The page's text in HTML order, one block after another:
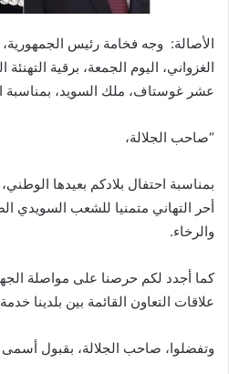
الأصالة: وجه فخامة رئيس
الغزواني، اليوم الجمعة، برقية
عشر غوستاف، ملك السويد، بمناسبة
“صاحب الجلالة،
بمناسبة احتفال بلادكم بعيدها
أحر التهاني متمنيا للشعب السويدي
والرخاء.
كما أجدد لكم حرصنا على مواصلة
علاقات التعاون القائمة بين بلدينا
وتفضلوا، صاحب الجلالة، بقبول أسمى